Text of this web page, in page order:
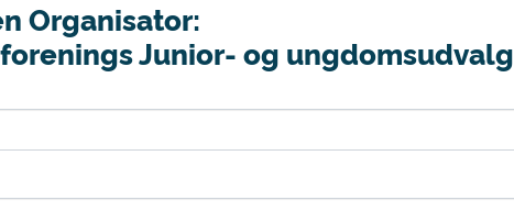
Organisator:
Junior- og ungdomsudvalg